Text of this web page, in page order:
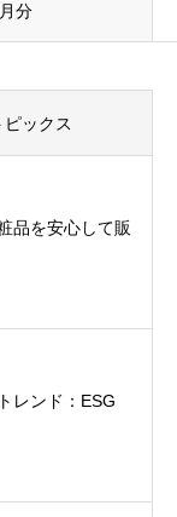
分
ピックス
品を安心して販
レンド：ESG